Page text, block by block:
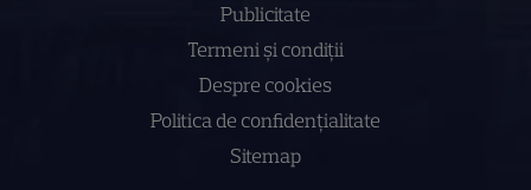
Publicitate
Termeni și condiții
Despre cookies
Politica de confidenţialitate
Sitemap